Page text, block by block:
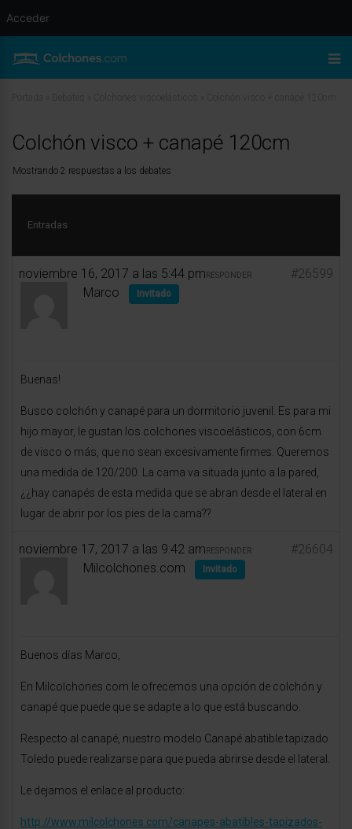
Colchón visco + canapé 120cm
Mostrando 2 respuestas a los debates
Entradas
noviembre 16, 2017 a las 5:44 pm #26599
RESPONDER
Marco Invitado
Buenas!
Busco colchón y canapé para un dormitorio juvenil. Es para mi
hijo mayor, le gustan los colchones viscoelásticos, con 6cm
de visco o más, que no sean excesivamente firmes. Queremos
una medida de 120/200. La cama va situada junto a la pared,
¿¿hay canapés de esta medida que se abran desde el lateral en
lugar de abrir por los pies de la cama??
noviembre 17, 2017 a las 9:42 am #26604
RESPONDER
Milcolchones.com Invitado
Buenos días Marco,
En Milcolchones.com le ofrecemos una opción de colchón y
canapé que puede que se adapte a lo que está buscando.
Respecto al canapé, nuestro modelo Canapé abatible tapizado
Toledo puede realizarse para que pueda abrirse desde el lateral.
Le dejamos el enlace al producto:
http://www.milcolchones.com/canapes-abatibles-tapizados-
Acceder